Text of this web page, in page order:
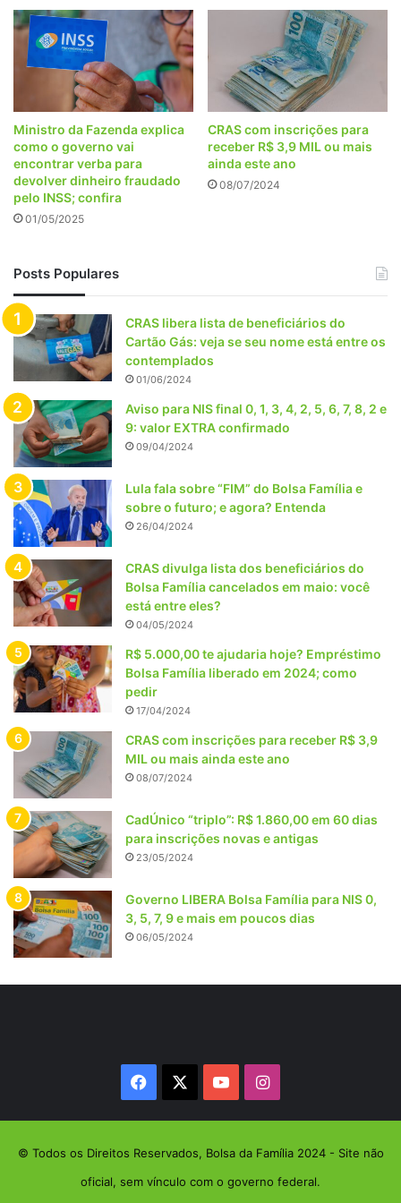
Ministro da Fazenda explica
como o governo vai
encontrar verba para
devolver dinheiro fraudado
pelo INSS; confira
01/05/2025
CRAS com inscrições para
receber R$ 3,9 MIL ou mais
ainda este ano
08/07/2024
Posts Populares
CRAS libera lista de beneficiários do
Cartão Gás: veja se seu nome está entre os
contemplados
01/06/2024
Aviso para NIS final 0, 1, 3, 4, 2, 5, 6, 7, 8, 2 e
9: valor EXTRA confirmado
09/04/2024
Lula fala sobre “FIM” do Bolsa Família e
sobre o futuro; e agora? Entenda
26/04/2024
CRAS divulga lista dos beneficiários do
Bolsa Família cancelados em maio: você
está entre eles?
04/05/2024
R$ 5.000,00 te ajudaria hoje? Empréstimo
Bolsa Família liberado em 2024; como
pedir
17/04/2024
CRAS com inscrições para receber R$ 3,9
MIL ou mais ainda este ano
08/07/2024
CadÚnico “triplo”: R$ 1.860,00 em 60 dias
para inscrições novas e antigas
23/05/2024
Governo LIBERA Bolsa Família para NIS 0,
3, 5, 7, 9 e mais em poucos dias
06/05/2024
Facebook YouTubeInstagram
© Todos os Direitos Reservados, Bolsa da Família 2024 - Site não
oficial, sem vínculo com o governo federal.